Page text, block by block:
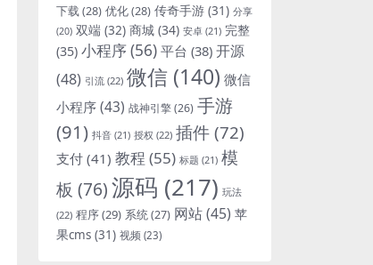
下载(28) 优化(28) 传奇手游 (31) 分享
(20) 双端 (32) 商城 (34) 安卓 (21) 完整
(35) 小程序(56) 平台 (38) 开源
(48) 引流 (22) 微信 (140) 微信
小程序(43) 战神引擎(26) 手游
(91) 抖音 (21) 授权 (22) 插件 (72)
支付 (41) 教程 (55) 标题 (21) 模
板 (76)源码 (217) 玩法
(22) 程序(29) 系统(27) 网站(45) 苹
果cms (31) 视频 (23)